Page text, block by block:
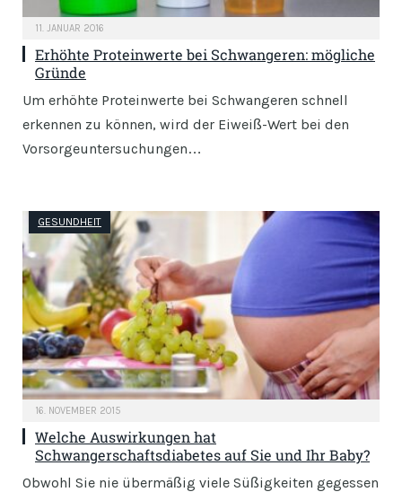
11. JANUAR 2016
Erhöhte Proteinwerte bei Schwangeren: mögliche
Gründe
Um erhöhte Proteinwerte bei Schwangeren schnell
erkennen zu können, wird der Eiweiß-Wert bei den
Vorsorgeuntersuchungen…
GESUNDHEIT
16. NOVEMBER 2015
Welche Auswirkungen hat
Schwangerschaftsdiabetes auf Sie und Ihr Baby?
Obwohl Sie nie übermäßig viele Süßigkeiten gegessen